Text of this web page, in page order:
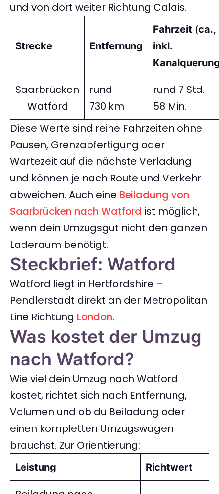
und von dort weiter Richtung Calais.
Strecke Entfernung
Fahrzeit (ca.,
inkl.
Saarbrücken
→ Watford
rund
730 km
rund 7 Std.
58 Min.
Diese Werte sind reine Fahrzeiten ohne
Pausen, Grenzabfertigung oder
Wartezeit auf die nächste Verladung
und können je nach Route und Verkehr
abweichen. Auch eine Beiladung von
Saarbrücken nach Watford ist möglich,
wenn dein Umzugsgut nicht den ganzen
Laderaum benötigt.
Steckbrief: Watford
Watford liegt in Hertfordshire –
Pendlerstadt direkt an der Metropolitan
Line Richtung London.
Was kostet der Umzug
nach Watford?
Wie viel dein Umzug nach Watford
kostet, richtet sich nach Entfernung,
Volumen und ob du Beiladung oder
einen kompletten Umzugswagen
brauchst. Zur Orientierung:
Leistung Richtwert